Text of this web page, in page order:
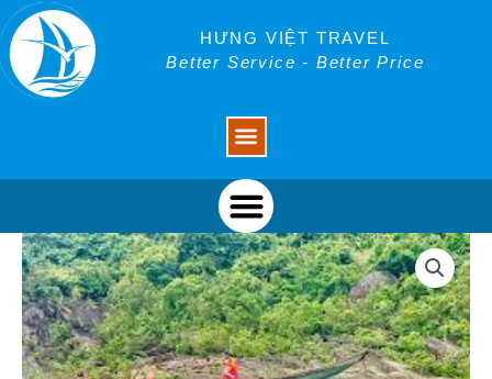
Skip
to
content
HƯNG VIỆT TRAVEL
Better Service - Better Price
Menu
Tour
Vượt
Thác
Tam
Lu
Suối